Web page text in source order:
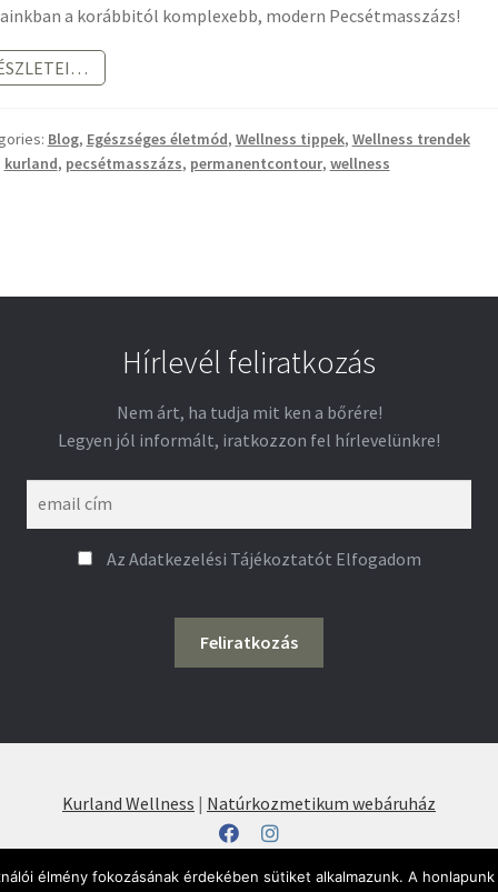
a korábbitól komplexebb, modern Pecsétmasszázs!
Blog, Egészséges életmód, Wellness tippek, Wellness trendek
kurland, pecsétmasszázs, permanentcontour, wellness
Hírlevél feliratkozás
Nem árt, ha tudja mit ken a bőrére!
Legyen jól informált, iratkozzon fel hírlevelünkre!
Az Adatkezelési Tájékoztatót Elfogadom
Kurland Wellness | Natúrkozmetikum webáruház
élmény fokozásának érdekében sütiket alkalmazunk. A